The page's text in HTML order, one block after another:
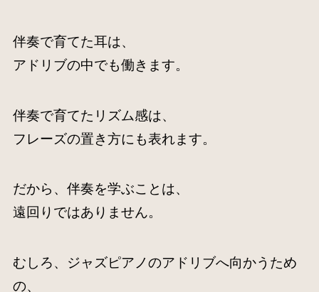
伴奏で育てた耳は、
アドリブの中でも働きます。
伴奏で育てたリズム感は、
フレーズの置き方にも表れます。
だから、伴奏を学ぶことは、
遠回りではありません。
むしろ、ジャズピアノのアドリブへ向かうため
の、